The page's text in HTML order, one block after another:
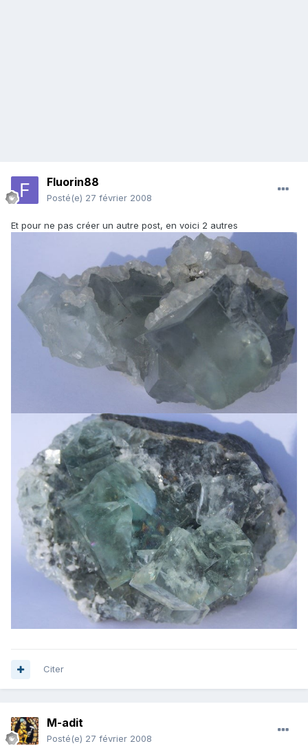
Fluorin88
Posté(e) 27 février 2008
Et pour ne pas créer un autre post, en voici 2 autres
Citer
M-adit
Posté(e) 27 février 2008